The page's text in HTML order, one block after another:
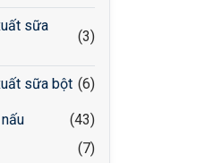
sữa
(3)
sữa bột (6)
(43)
(7)